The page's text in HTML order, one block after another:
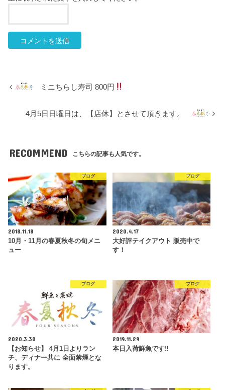
ミニちらし寿司 800円
4月5日日曜日は、【店休】とさせて頂きます。
RECOMMEND こちらの記事も人気です。
ブログ
2018.11.18
10月・11月の春夏秋冬の旬メニ
ュー
ブログ
2020.4.17
大好評テイクアウト 販売中で
す！
ブログ
2020.3.30
【お知らせ】 4月1日よりラン
チ、ディナー共に 全面禁煙とな
ります。
ブログ
2019.11.29
本日入荷鮮魚です‼︎